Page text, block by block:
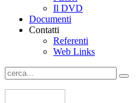
Il DVD
Documenti
Contatti
Referenti
Web Links